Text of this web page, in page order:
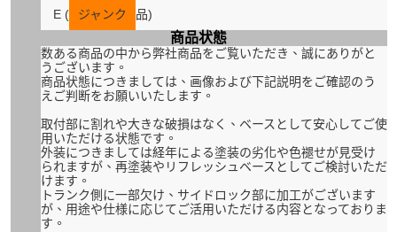
E (
ジャンク 品)
商品状態
数ある商品の中から弊社商品をご覧いただき、誠にありがと
うございます。
商品状態につきましては、画像および下記説明をご確認のう
えご判断をお願いいたします。
取付部に割れや大きな破損はなく、ベースとして安心してご使
用いただける状態です。
外装につきましては経年による塗装の劣化や色褪せが見受け
られますが、再塗装やリフレッシュベースとしてご検討いただ
けます。
トランク側に一部欠け、サイドロック部に加工がございます
が、用途や仕様に応じてご活用いただける内容となっておりま
す。